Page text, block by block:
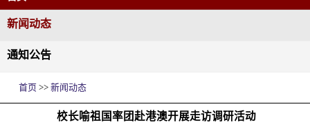
新闻动态
通知公告
首页>> 新闻动态
校长喻祖国率团赴港澳开展走访调研活动